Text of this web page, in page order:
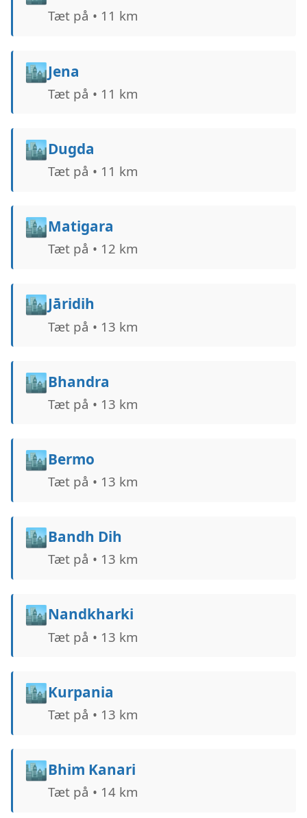
Tæt på • 11 km
🏙️Jena
Tæt på • 11 km
🏙️Dugda
Tæt på • 11 km
🏙️Matigara
Tæt på • 12 km
🏙️Jāridih
Tæt på • 13 km
🏙️Bhandra
Tæt på • 13 km
🏙️Bermo
Tæt på • 13 km
🏙️Bandh Dih
Tæt på • 13 km
🏙️Nandkharki
Tæt på • 13 km
🏙️Kurpania
Tæt på • 13 km
🏙️Bhim Kanari
Tæt på • 14 km